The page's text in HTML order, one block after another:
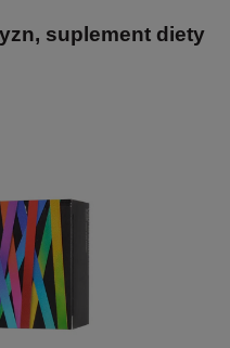
suplement diety